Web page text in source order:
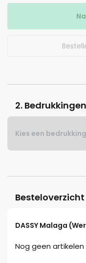
2. Bedrukkingen
Kies een
Besteloverzicht
DASSY Malaga
Nog geen